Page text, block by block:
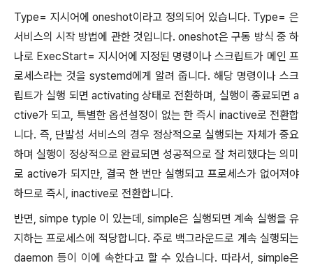
Type= 지시어에 oneshot이라고 정의되어 있습니다. Type= 은
서비스의 시작 방법에 관한 것입니다. oneshot은 구동 방식 중 하
나로 ExecStart= 지시어에 지정된 명령이나 스크립트가 메인 프
로세스라는 것을 systemd에게 알려 줍니다. 해당 명령이나 스크
립트가 실행 되면 activating 상태로 전환하며, 실행이 종료되면 a
ctive가 되고, 특별한 옵션설정이 없는 한 즉시 inactive로 전환합
니다. 즉, 단발성 서비스의 경우 정상적으로 실행되는 자체가 중요
하며 실행이 정상적으로 완료되면 성공적으로 잘 처리했다는 의미
로 active가 되지만, 결국 한 번만 실행되고 프로세스가 없어져야
하므로 즉시, inactive로 전환합니다.
반면, simpe typle 이 있는데, simple은 실행되면 계속 실행을 유
지하는 프로세스에 적당합니다. 주로 백그라운드로 계속 실행되는
daemon 등이 이에 속한다고 할 수 있습니다. 따라서, simple은